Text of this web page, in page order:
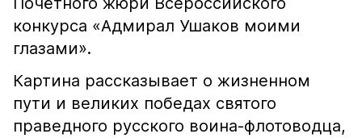
конкурса «Адмирал Ушаков моими
глазами».
Картина рассказывает о жизненном
пути и великих победах святого
праведного русского воина-флотоводца,